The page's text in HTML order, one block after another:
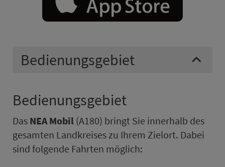
Be­die­nungs­ge­biet
Be­die­nungs­ge­biet
Das NEA Mobil(A180) bringt Sie in­ner­halb des
ge­samten Land­kreises zu Ihrem Ziel­ort. Dabei
sind folgende Fahrten möglich: